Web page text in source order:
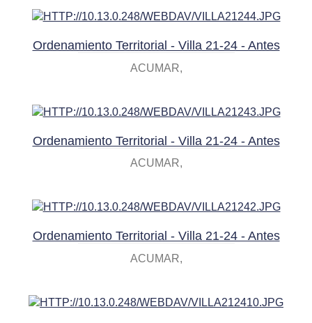
Ordenamiento Territorial - Villa 21-24 - Antes
ACUMAR
Ordenamiento Territorial - Villa 21-24 - Antes
ACUMAR
Ordenamiento Territorial - Villa 21-24 - Antes
ACUMAR